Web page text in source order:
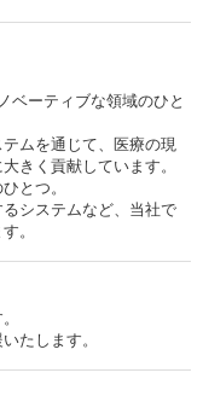
ベーティブな領域のひと
ムを通じて、医療の現
きく貢献しています。
とつ。
システムなど、当社で
。
たします。